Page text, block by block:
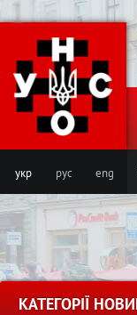
укр рус eng
КАТЕГОРІЇ